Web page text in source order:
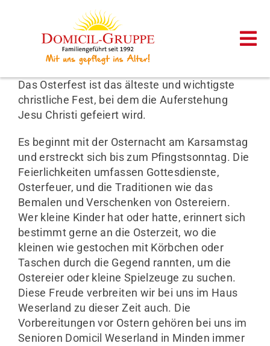
springen
Startseite
Ambulante Pflege
Karriere
Aktuelles
Unternehmen
Kontakt
Das Osterfest ist das älteste und wichtigste
christliche Fest, bei dem die Auferstehung
Jesu Christi gefeiert wird.
Es beginnt mit der Osternacht am Karsamstag
und erstreckt sich bis zum Pfingstsonntag. Die
Feierlichkeiten umfassen Gottesdienste,
Osterfeuer, und die Traditionen wie das
Bemalen und Verschenken von Ostereiern.
Wer kleine Kinder hat oder hatte, erinnert sich
bestimmt gerne an die Osterzeit, wo die
kleinen wie gestochen mit Körbchen oder
Taschen durch die Gegend rannten, um die
Ostereier oder kleine Spielzeuge zu suchen.
Diese Freude verbreiten wir bei uns im Haus
Weserland zu dieser Zeit auch. Die
Vorbereitungen vor Ostern gehören bei uns im
Senioren Domicil Weserland in Minden immer